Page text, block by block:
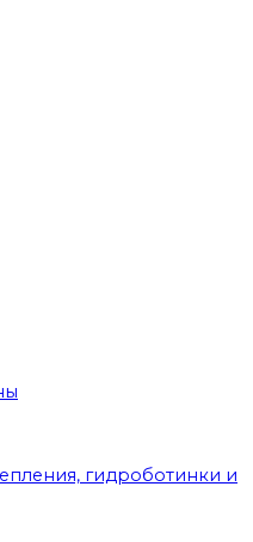
гидроботинки и